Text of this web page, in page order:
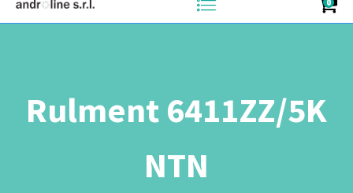
0
Rulment 6411ZZ/5K
NTN